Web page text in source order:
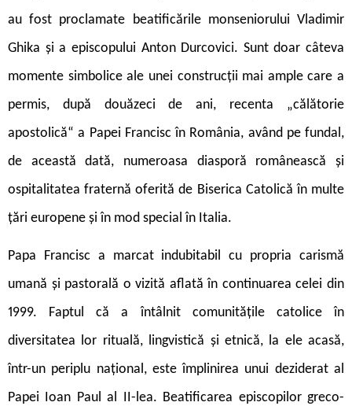
au fost proclamate beatificările monseniorului Vladimir
Ghika și a episcopului Anton Durcovici. Sunt doar câteva
momente simbolice ale unei construcții mai ample care a
permis, după douăzeci de ani, recenta „călătorie
apostolică“ a Papei Francisc în România, având pe fundal,
de această dată, numeroasa diasporă românească și
ospitalitatea fraternă oferită de Biserica Catolică în multe
țări europene și în mod special în Italia.
Papa Francisc a marcat indubitabil cu propria carismă
umană și pastorală o vizită aflată în continuarea celei din
1999. Faptul că a întâlnit comunitățile catolice în
diversitatea lor rituală, lingvistică și etnică, la ele acasă,
într-un periplu național, este împlinirea unui deziderat al
Papei Ioan Paul al II-lea. Beatificarea episcopilor greco-